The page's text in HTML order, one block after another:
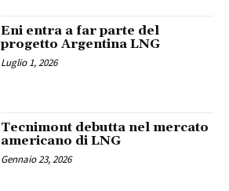
Eni entra a far parte del
progetto Argentina LNG
Luglio 1, 2026
Tecnimont debutta nel mercato
americano di LNG
Gennaio 23, 2026